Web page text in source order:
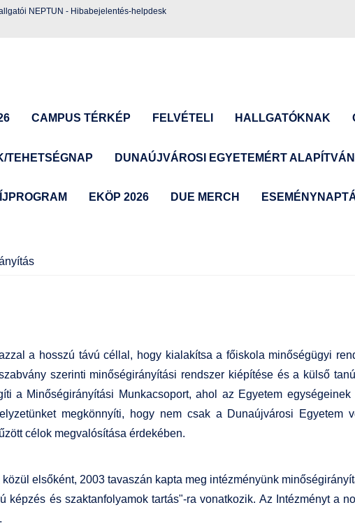
NEPTUN - Hibabejelentés-helpdesk
CAMPUS TÉRKÉP FELVÉTELI HALLGATÓKNAK
TEHETSÉGNAP DUNAÚJVÁROSI EGYETEMÉRT
EKÖP 2026 DUE MERCH
a hosszú távú céllal, hogy kialakítsa a főiskola minőségügyi
szerinti minőségirányítási rendszer kiépítése és a külső
a Minőségirányítási Munkacsoport, ahol az Egyetem
megkönnyíti, hogy nem csak a Dunaújvárosi Egyetem
célok megvalósítása érdekében.
elsőként, 2003 tavaszán kapta meg intézményünk
képzés és szaktanfolyamok tartás"-ra vonatkozik. Az Intézményt a